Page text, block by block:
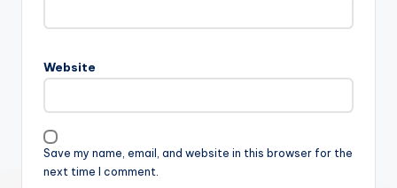
Website
Save my name, email, and website in this browser for the
next time I comment.